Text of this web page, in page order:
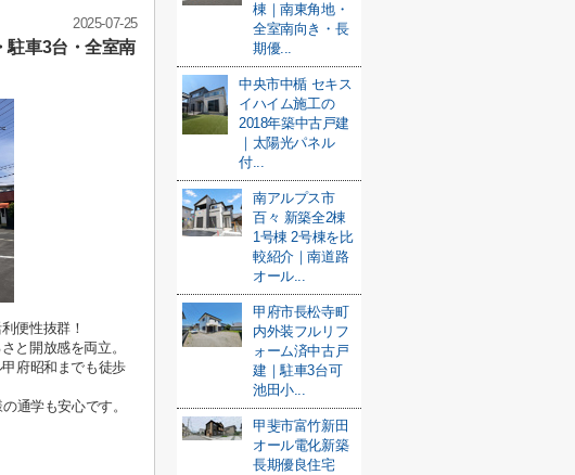
2025-07-25
駐車3台・全室南
便性抜群！
と開放感を両立。
府昭和までも徒歩
通学も安心です。
棟｜南東角地・
全室南向き・長
期優...
中央市中楯 セキス
イハイム施工の
2018年築中古戸建
｜太陽光パネル
付...
南アルプス市
百々 新築全2棟
1号棟 2号棟を比
較紹介｜南道路
オール...
甲府市長松寺町
内外装フルリフ
ォーム済中古戸
建｜駐車3台可
池田小...
甲斐市富竹新田
オール電化新築
長期優良住宅